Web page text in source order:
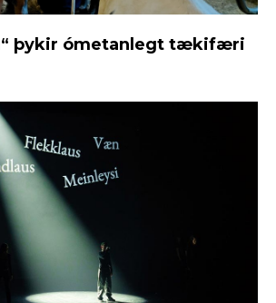
þykir ómetanlegt tækifæri